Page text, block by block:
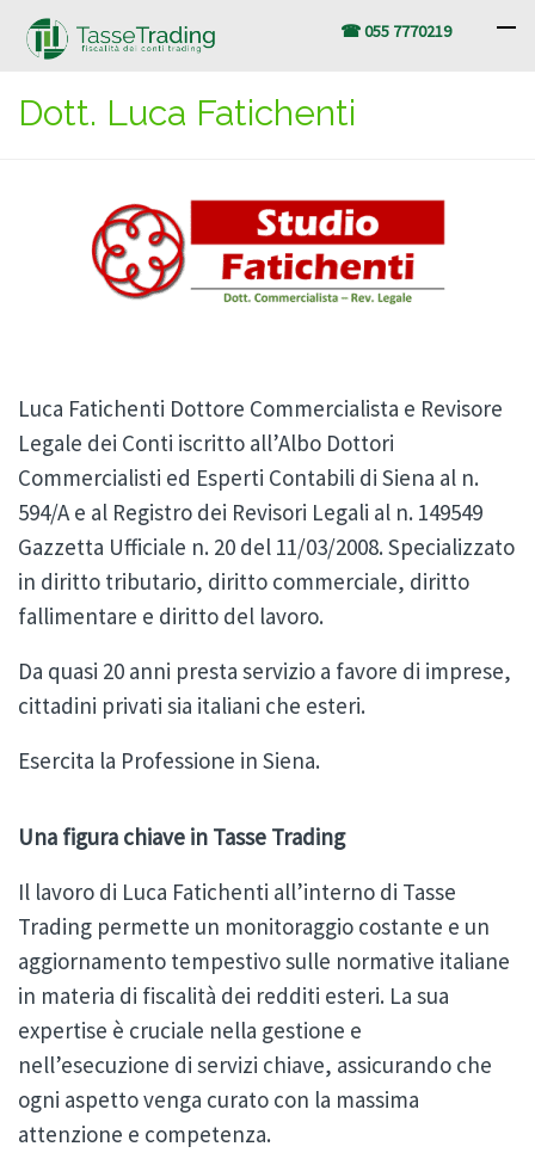
☎ 055 7770219
Dott. Luca Fatichenti
Luca Fatichenti Dottore Commercialista e Revisore
Legale dei Conti iscritto all’Albo Dottori
Commercialisti ed Esperti Contabili di Siena al n.
594/A e al Registro dei Revisori Legali al n. 149549
Gazzetta Ufficiale n. 20 del 11/03/2008. Specializzato
in diritto tributario, diritto commerciale, diritto
fallimentare e diritto del lavoro.
Da quasi 20 anni presta servizio a favore di imprese,
cittadini privati sia italiani che esteri.
Esercita la Professione in Siena.
Una figura chiave in Tasse Trading
Il lavoro di Luca Fatichenti all’interno di Tasse
Trading permette un monitoraggio costante e un
aggiornamento tempestivo sulle normative italiane
in materia di fiscalità dei redditi esteri. La sua
expertise è cruciale nella gestione e
nell’esecuzione di servizi chiave, assicurando che
ogni aspetto venga curato con la massima
attenzione e competenza.